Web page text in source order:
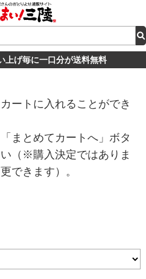
上げ毎に一口分が送料無料
ートに入れることができ
まとめてカートへ」ボタ
（※購入決定ではありま
できます）。